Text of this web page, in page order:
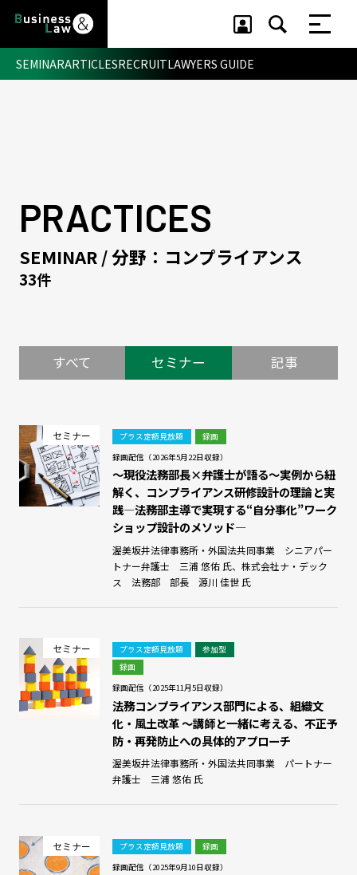
SEMINARARTICLESRECRUITLAWYERS GUIDE
PRACTICES
SEMINAR / 分野：コンプライアンス
33件
すべて セミナー 記事
セミナー プラス定額見放題
録画
録画配信（2026年5月22日収録）
～現役法務部長×弁護士が語る～実例から紐
解く、コンプライアンス研修設計の理論と実
践―法務部主導で実現する“自分事化”ワーク
ショップ設計のメソッド―
渥美坂井法律事務所・外国法共同事業 シニアパー
トナー弁護士 三浦 悠佑 氏、株式会社ナ・デック
ス 法務部 部長 源川 佳世 氏
セミナー プラス定額見放題
参加型
録画
録画配信（2025年11月5日収録）
法務コンプライアンス部門による、組織文
化・風土改革 ～講師と一緒に考える、不正予
防・再発防止への具体的アプローチ
渥美坂井法律事務所・外国法共同事業 パートナー
弁護士 三浦 悠佑 氏
セミナー プラス定額見放題
録画
録画配信（2025年9月10日収録）